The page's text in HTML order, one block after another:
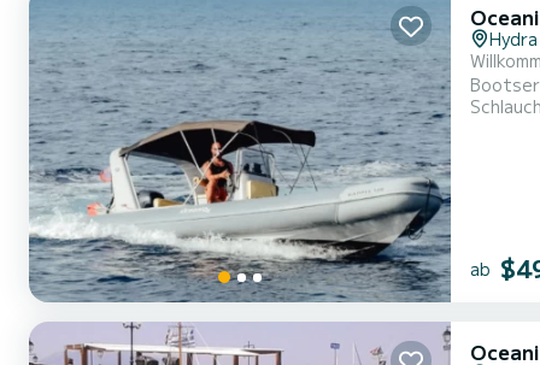
Hydra
Willkommen
ab